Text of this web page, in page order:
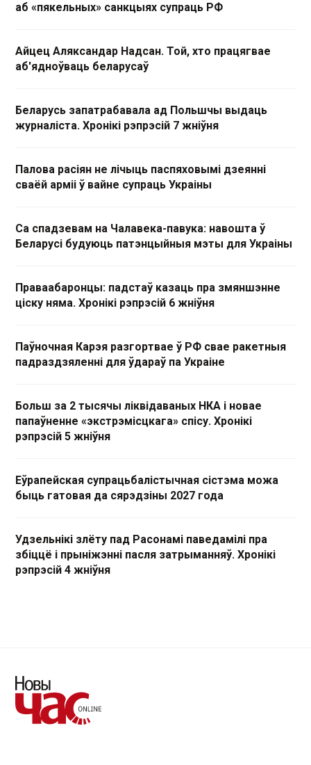
аб «пякельных» санкцыях супраць РФ
Айцец Аляксандар Надсан. Той, хто працягвае
аб'ядноўваць беларусаў
Беларусь запатрабавала ад Польшчы выдаць
журналіста. Хронікі рэпрэсій 7 жніўня
Палова расіян не лічыць паспяховымі дзеянні
сваёй арміі ў вайне супраць Украіны
Са спадзевам на Чалавека-павука: навошта ў
Беларусі будуюць патэнцыйныя мэты для Украіны
Праваабаронцы: падстаў казаць пра змяншэнне
ціску няма. Хронікі рэпрэсій 6 жніўня
Паўночная Карэя разгортвае ў РФ свае ракетныя
падраздзяленні для ўдараў па Украіне
Больш за 2 тысячы ліквідаваных НКА і новае
папаўненне «экстрэмісцкага» спісу. Хронікі
рэпрэсій 5 жніўня
Еўрапейская супрацьбалістычная сістэма можа
быць гатовая да сярэдзіны 2027 года
Удзельнікі злёту пад Расонамі паведамілі пра
збіццё і прыніжэнні пасля затрыманняў. Хронікі
рэпрэсій 4 жніўня